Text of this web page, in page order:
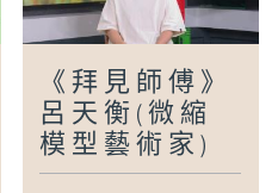
《拜見師傅》
呂天衡(微縮
模型藝術家)